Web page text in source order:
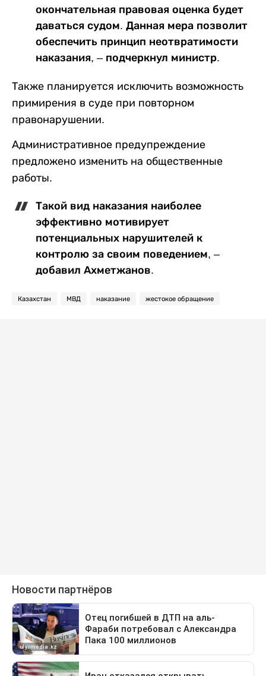
окончательная правовая оценка будет
даваться судом. Данная мера позволит
обеспечить принцип неотвратимости
наказания, – подчеркнул министр.
Также планируется исключить возможность
примирения в суде при повторном
правонарушении.
Административное предупреждение
предложено изменить на общественные
работы.
Такой вид наказания наиболее
эффективно мотивирует
потенциальных нарушителей к
контролю за своим поведением, –
добавил Ахметжанов.
Казахстан МВД наказание жестокое обращение